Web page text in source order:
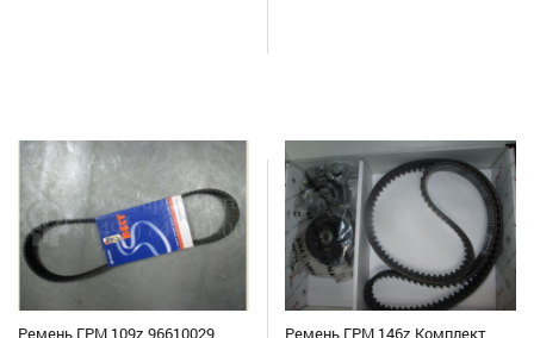
Ремень ГРМ 109z 96610029
Ремень ГРМ 146z Комплект